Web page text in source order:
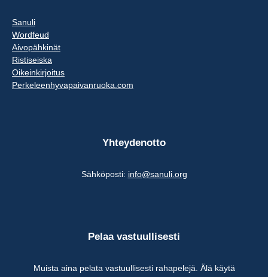
Sanuli
Wordfeud
Aivopähkinät
Ristiseiska
Oikeinkirjoitus
Perkeleenhyvapaivanruoka.com
Yhteydenotto
Sähköposti: info@sanuli.org
Pelaa vastuullisesti
Muista aina pelata vastuullisesti rahapelejä. Älä käytä